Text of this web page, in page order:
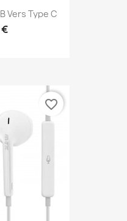
Vers Type C
favorite_border